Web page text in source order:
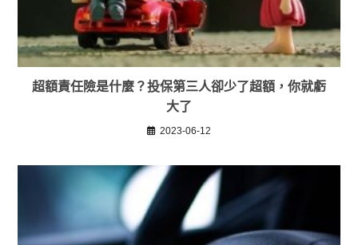
超額責任險是什麼？投保第三人卻少了超額，你就虧
大了
2023-06-12